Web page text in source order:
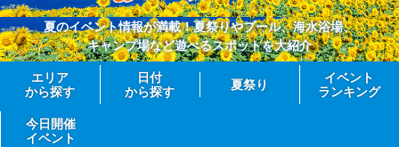
夏のイベント情報が満載！夏祭りやプール、海水浴場、
キャンプ場など遊べるスポットを大紹介
エリア
から探す
日付
から探す
夏祭り
イベント
ランキング
今日開催
イベント